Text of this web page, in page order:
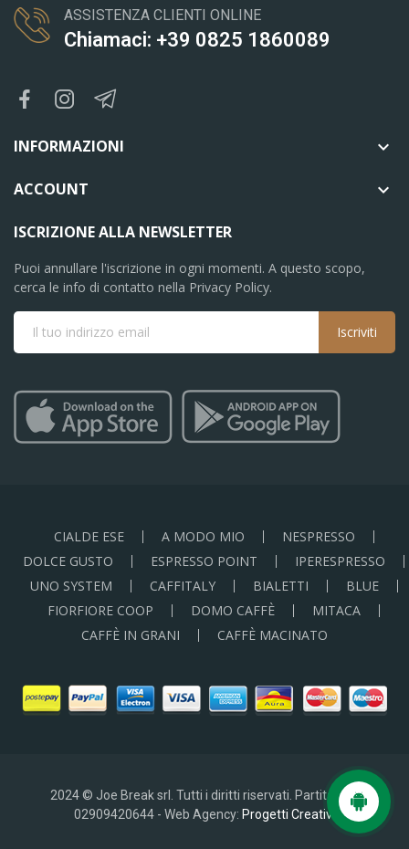
ASSISTENZA CLIENTI ONLINE
Chiamaci: +39 0825 1860089
INFORMAZIONI 
ACCOUNT 
ISCRIZIONE ALLA NEWSLETTER
Puoi annullare l'iscrizione in ogni momenti. A questo scopo,
cerca le info di contatto nella Privacy Policy.
Iscriviti
CIALDE ESE A MODO MIO
NESPRESSO
DOLCE GUSTO
ESPRESSO POINT
IPERESPRESSO
UNO SYSTEM
CAFFITALY BIALETTI
BLUE
FIORFIORE COOP
DOMO CAFFÈ
MITACA
CAFFÈ IN GRANI
CAFFÈ MACINATO
2024 © Joe Break srl. Tutti i diritti riservati. Partita IVA:
02909420644 - Web Agency: Progetti Creativi